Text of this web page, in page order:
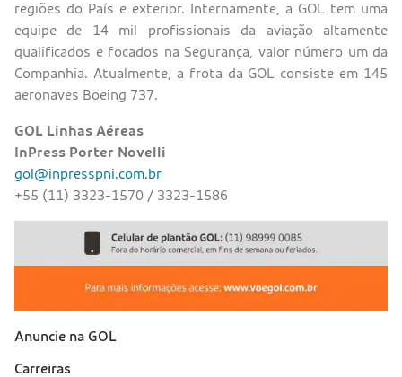
regiões do País e exterior. Internamente, a GOL tem uma
equipe de 14 mil profissionais da aviação altamente
qualificados e focados na Segurança, valor número um da
Companhia. Atualmente, a frota da GOL consiste em 145
aeronaves Boeing 737.
GOL Linhas Aéreas
InPress Porter Novelli
gol@inpresspni.com.br
+55 (11) 3323-1570 / 3323-1586
Sobre a Gol (footer)
Anuncie na GOL
Carreiras